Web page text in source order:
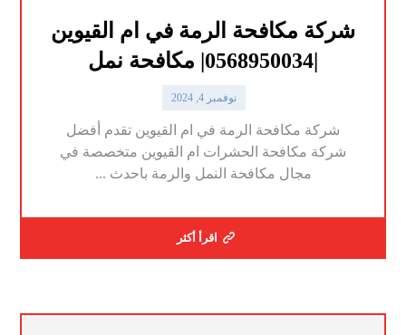
شركة مكافحة الرمة في ام القيوين
|0568950034| مكافحة نمل
نوفمبر 4, 2024
شركة مكافحة الرمة في ام القيوين تقدم أفضل
شركة مكافحة الحشرات ام القيوين متخصصة في
مجال مكافحة النمل والرمة باحدث ...
اقرأ أكثر